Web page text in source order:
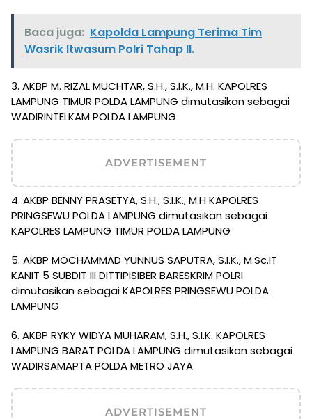
Baca juga: Kapolda Lampung Terima Tim
Wasrik Itwasum Polri Tahap II.
3. AKBP M. RIZAL MUCHTAR, S.H., S.I.K., M.H. KAPOLRES
LAMPUNG TIMUR POLDA LAMPUNG dimutasikan sebagai
WADIRINTELKAM POLDA LAMPUNG
ADVERTISEMENT
4. AKBP BENNY PRASETYA, S.H., S.I.K., M.H KAPOLRES
PRINGSEWU POLDA LAMPUNG dimutasikan sebagai
KAPOLRES LAMPUNG TIMUR POLDA LAMPUNG
5. AKBP MOCHAMMAD YUNNUS SAPUTRA, S.I.K., M.Sc.IT
KANIT 5 SUBDIT III DITTIPISIBER BARESKRIM POLRI
dimutasikan sebagai KAPOLRES PRINGSEWU POLDA
LAMPUNG
6. AKBP RYKY WIDYA MUHARAM, S.H., S.I.K. KAPOLRES
LAMPUNG BARAT POLDA LAMPUNG dimutasikan sebagai
WADIRSAMAPTA POLDA METRO JAYA
ADVERTISEMENT